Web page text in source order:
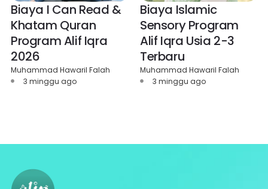
Biaya I Can Read &
Khatam Quran
Program Alif Iqra
2026
Muhammad Hawaril Falah
3 minggu ago
Biaya Islamic
Sensory Program
Alif Iqra Usia 2-3
Terbaru
Muhammad Hawaril Falah
3 minggu ago